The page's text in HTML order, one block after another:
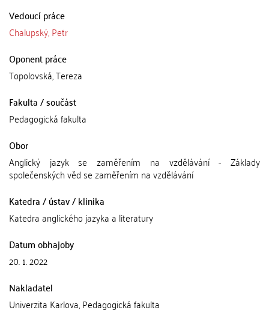
Vedoucí práce
Chalupský, Petr
Oponent práce
Topolovská, Tereza
Fakulta / součást
Pedagogická fakulta
Obor
Anglický jazyk se zaměřením na vzdělávání - Základy
společenských věd se zaměřením na vzdělávání
Katedra / ústav / klinika
Katedra anglického jazyka a literatury
Datum obhajoby
20. 1. 2022
Nakladatel
Univerzita Karlova, Pedagogická fakulta